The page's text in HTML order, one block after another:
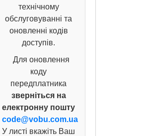
технічному
обслуговуванні та
оновленні кодів
доступів.
Для оновлення
коду
передплатника
зверніться на
електронну пошту
code@vobu.com.ua
У листі вкажіть Ваш